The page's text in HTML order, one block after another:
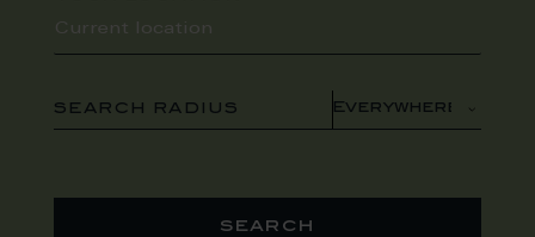
SEARCH RADIUS
search